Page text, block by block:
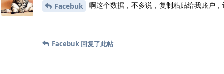
Facebuk 啊这个数据，不多说，复制粘贴给我账户
Facebuk 回复了此帖